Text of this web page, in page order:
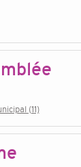
(11)